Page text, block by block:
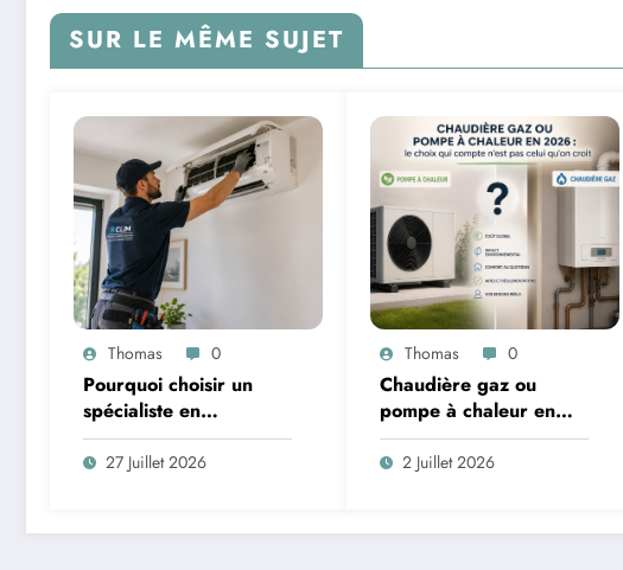
SUR LE MÊME SUJET
Thomas 0
Pourquoi choisir un
spécialiste en
chauffage et
climatisation à Nîmes
27 Juillet 2026
Thomas 0
Chaudière gaz ou
pompe à chaleur en
2026 : le choix qui
compte n’est pas celui
2 Juillet 2026